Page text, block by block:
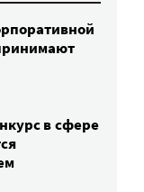
в сфере